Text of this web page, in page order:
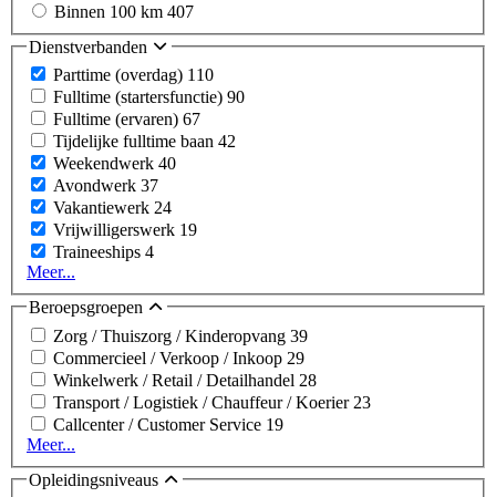
Binnen 100 km 407
Dienstverbanden
Parttime (overdag) 110
Fulltime (startersfunctie) 90
Fulltime (ervaren) 67
Tijdelijke fulltime baan 42
Weekendwerk 40
Avondwerk 37
Vakantiewerk 24
Vrijwilligerswerk 19
Traineeships 4
Meer...
Beroepsgroepen
Zorg / Thuiszorg / Kinderopvang 39
Commercieel / Verkoop / Inkoop 29
Winkelwerk / Retail / Detailhandel 28
Transport / Logistiek / Chauffeur / Koerier 23
Callcenter / Customer Service 19
Meer...
Opleidingsniveaus